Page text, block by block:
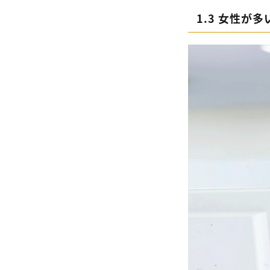
1.3 女性が多